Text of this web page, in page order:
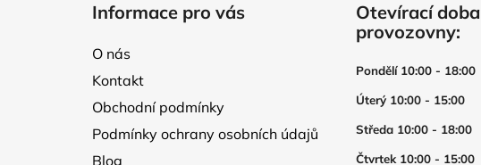
Informace pro vás
O nás
Kontakt
Obchodní podmínky
Podmínky ochrany osobních údajů
Blog
Otevírací doba
provozovny:
Pondělí 10:00 - 18:00
Úterý 10:00 - 15:00
Středa 10:00 - 18:00
Čtvrtek 10:00 - 15:00